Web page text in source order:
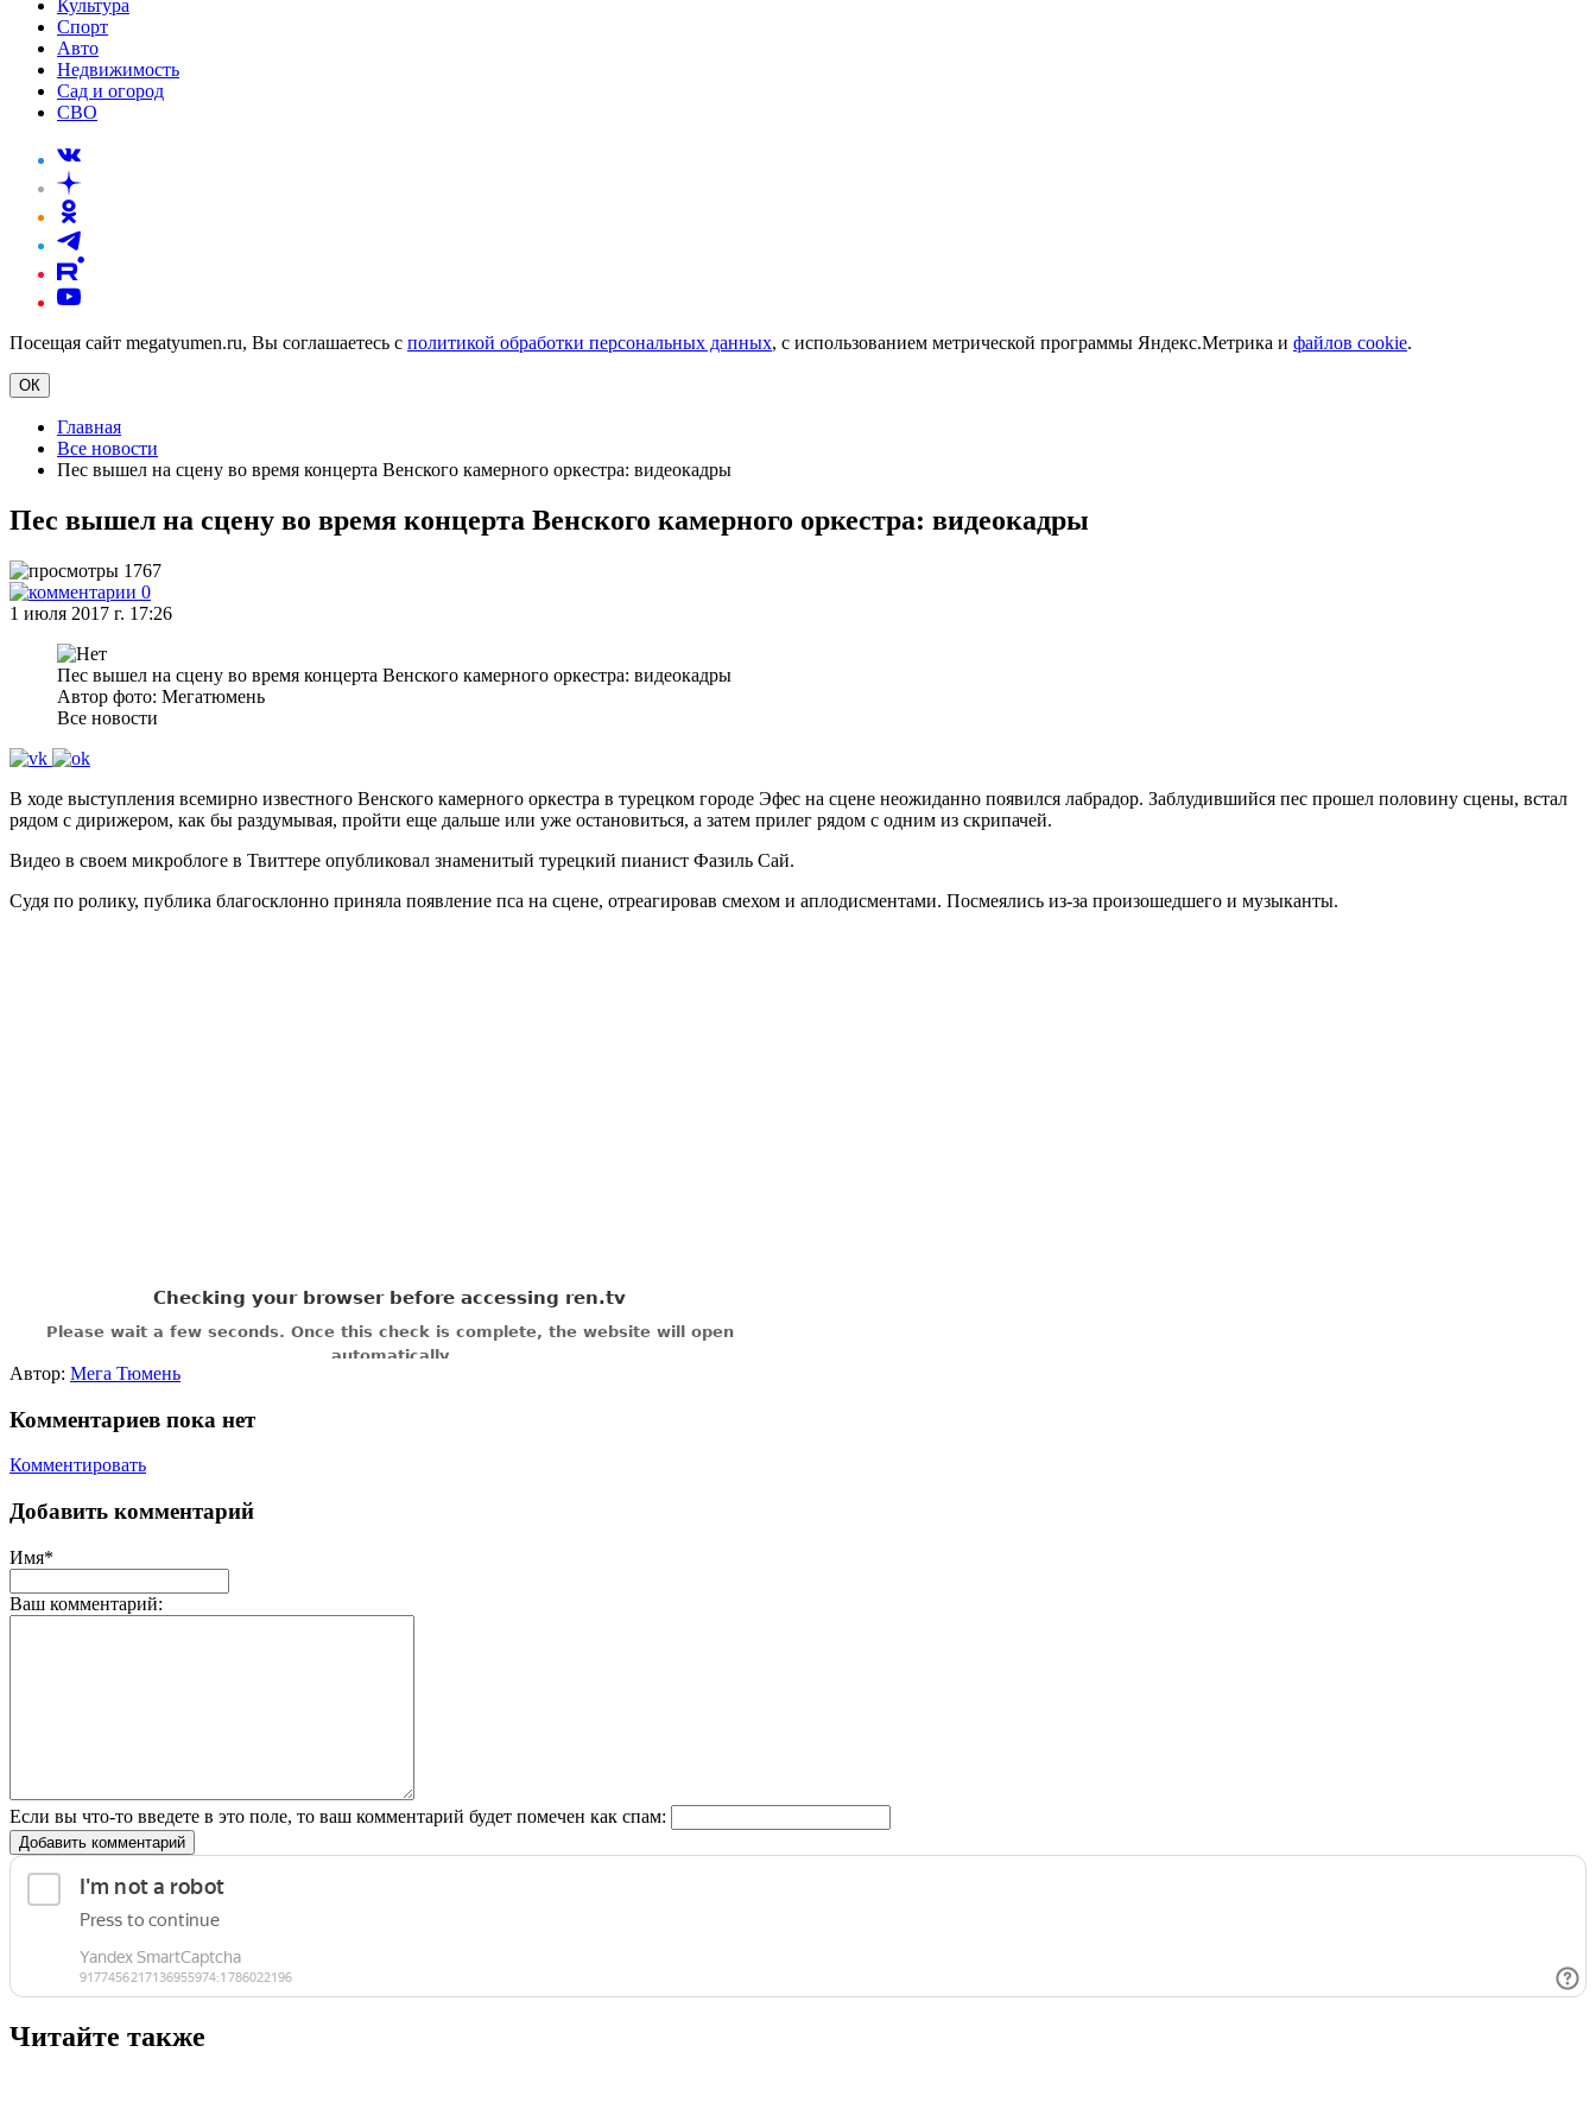
Культура
Спорт
Авто
Недвижимость
Сад и огород
СВО
Посещая сайт megatyumen.ru, Вы соглашаетесь с политикой обработки персональных данных, с использованием метрической программы Яндекс.Метрика и файлов cookie.
ОК
Главная
Все новости
Пес вышел на сцену во время концерта Венского камерного оркестра: видеокадры
Пес вышел на сцену во время концерта Венского камерного оркестра: видеокадры
1767
0
1 июля 2017 г. 17:26
Пес вышел на сцену во время концерта Венского камерного оркестра: видеокадры
Автор фото: Мегатюмень
Все новости
В ходе выступления всемирно известного Венского камерного оркестра в турецком городе Эфес на сцене неожиданно появился лабрадор. Заблудившийся пес прошел половину сцены, встал
рядом с дирижером, как бы раздумывая, пройти еще дальше или уже остановиться, а затем прилег рядом с одним из скрипачей.
Видео в своем микроблоге в Твиттере опубликовал знаменитый турецкий пианист Фазиль Сай.
Судя по ролику, публика благосклонно приняла появление пса на сцене, отреагировав смехом и аплодисментами. Посмеялись из-за произошедшего и музыканты.
Автор: Мега Тюмень
Комментариев пока нет
Комментировать
Добавить комментарий
Имя*
Ваш комментарий:
Если вы что-то введете в это поле, то ваш комментарий будет помечен как спам:
Добавить комментарий
Читайте также